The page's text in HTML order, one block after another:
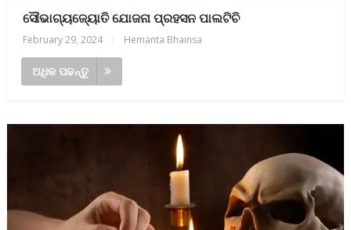
ସୌଭାଗ୍ୟଜ୍ୟୋତି ଯୋଜନା ପ୍ରହସନ ପାଲଟିଚି
February 29, 2024 Hemanta Bhainsa
ଅଧିକ ପଢନ୍ତୁ